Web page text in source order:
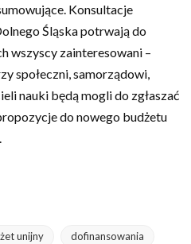
Konsultacje
Śląska potrwają do
wszyscy zainteresowani –
społeczni, samorządowi,
nauki będą mogli do zgłaszać
do nowego budżetu
unijny dofinansowania